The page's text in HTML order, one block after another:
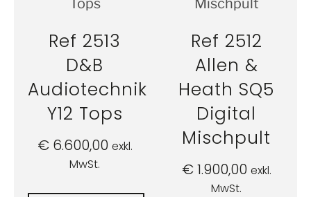
Ref 2513
D&B
Audiotechnik
Y12 Tops
€6.600,00 exkl.
MwSt.
Ref 2512
Allen &
Heath SQ5
Digital
Mischpult
€1.900,00 exkl.
MwSt.